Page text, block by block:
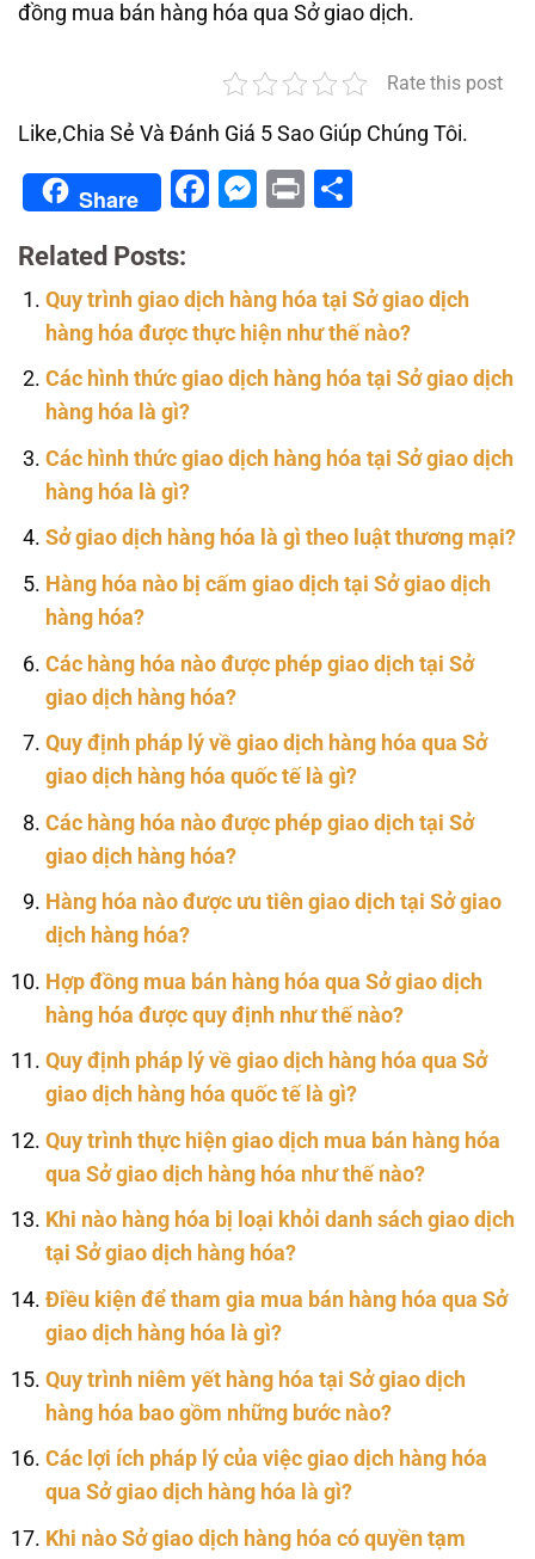
đồng mua bán hàng hóa qua Sở giao dịch.
Rate this post
Like,Chia Sẻ Và Đánh Giá 5 Sao Giúp Chúng Tôi.
Share Facebook
Messenger
Print
Related Posts:
Quy trình giao dịch hàng hóa tại Sở giao dịch
hàng hóa được thực hiện như thế nào?
Các hình thức giao dịch hàng hóa tại Sở giao dịch
hàng hóa là gì?
Các hình thức giao dịch hàng hóa tại Sở giao dịch
hàng hóa là gì?
Sở giao dịch hàng hóa là gì theo luật thương mại?
Hàng hóa nào bị cấm giao dịch tại Sở giao dịch
hàng hóa?
Các hàng hóa nào được phép giao dịch tại Sở
giao dịch hàng hóa?
Quy định pháp lý về giao dịch hàng hóa qua Sở
giao dịch hàng hóa quốc tế là gì?
Các hàng hóa nào được phép giao dịch tại Sở
giao dịch hàng hóa?
Hàng hóa nào được ưu tiên giao dịch tại Sở giao
dịch hàng hóa?
Hợp đồng mua bán hàng hóa qua Sở giao dịch
hàng hóa được quy định như thế nào?
Quy định pháp lý về giao dịch hàng hóa qua Sở
giao dịch hàng hóa quốc tế là gì?
Quy trình thực hiện giao dịch mua bán hàng hóa
qua Sở giao dịch hàng hóa như thế nào?
Khi nào hàng hóa bị loại khỏi danh sách giao dịch
tại Sở giao dịch hàng hóa?
Điều kiện để tham gia mua bán hàng hóa qua Sở
giao dịch hàng hóa là gì?
Quy trình niêm yết hàng hóa tại Sở giao dịch
hàng hóa bao gồm những bước nào?
Các lợi ích pháp lý của việc giao dịch hàng hóa
qua Sở giao dịch hàng hóa là gì?
Khi nào Sở giao dịch hàng hóa có quyền tạm